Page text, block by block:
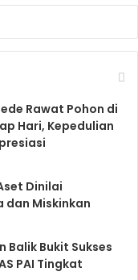
Rawat Pohon di
Hari, Kepedulian
Dinilai
dan Miskinkan
Balik Bukit Sukses
PAI Tingkat